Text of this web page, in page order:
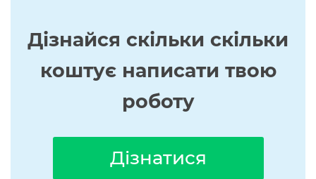
Дізнайся скільки скільки
коштує написати твою
роботу
Дізнатися